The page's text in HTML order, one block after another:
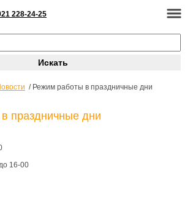
228-24-25
Режим работы в праздничные дни
праздничные дни
16-00